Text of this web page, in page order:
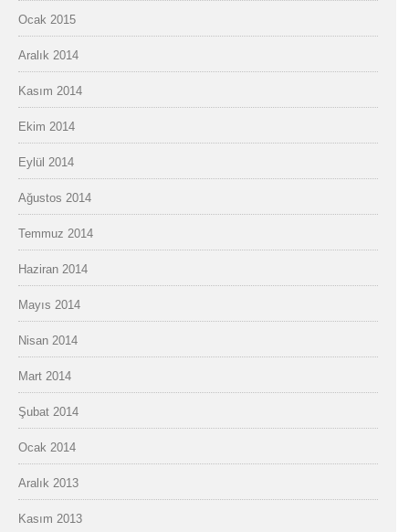
Ocak 2015
Aralık 2014
Kasım 2014
Ekim 2014
Eylül 2014
Ağustos 2014
Temmuz 2014
Haziran 2014
Mayıs 2014
Nisan 2014
Mart 2014
Şubat 2014
Ocak 2014
Aralık 2013
Kasım 2013